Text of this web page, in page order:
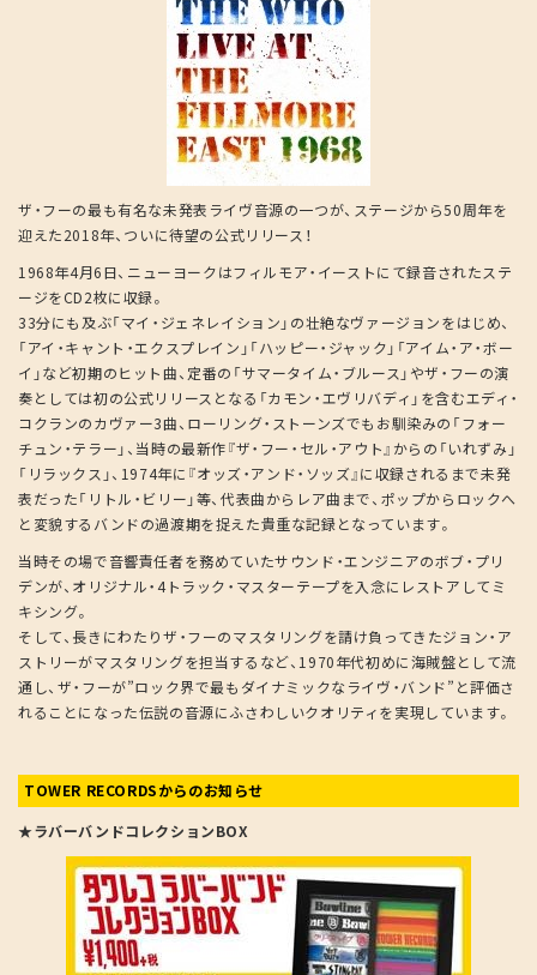
ザ・フーの最も有名な未発表ライヴ音源の一つが、ステージから50周年を
迎えた2018年、ついに待望の公式リリース！
1968年4月6日、ニューヨークはフィルモア・イーストにて録音されたステ
ージをCD2枚に収録。
33分にも及ぶ「マイ・ジェネレイション」の壮絶なヴァージョンをはじめ、
「アイ・キャント・エクスプレイン」「ハッピー・ジャック」「アイム・ア・ボー
イ」など初期のヒット曲、定番の「サマータイム・ブルース」やザ・フーの演
奏としては初の公式リリースとなる「カモン・エヴリバディ」を含むエディ・
コクランのカヴァー3曲、ローリング・ストーンズでもお馴染みの「フォー
チュン・テラー」、当時の最新作『ザ・フー・セル・アウト』からの「いれずみ」
「リラックス」、1974年に『オッズ・アンド・ソッズ』に収録されるまで未発
表だった「リトル・ビリー」等、代表曲からレア曲まで、ポップからロックへ
と変貌するバンドの過渡期を捉えた貴重な記録となっています。
当時その場で音響責任者を務めていたサウンド・エンジニアのボブ・プリ
デンが、オリジナル・4トラック・マスターテープを入念にレストアしてミ
キシング。
そして、長きにわたりザ・フーのマスタリングを請け負ってきたジョン・ア
ストリーがマスタリングを担当するなど、1970年代初めに海賊盤として流
通し、ザ・フーが”ロック界で最もダイナミックなライヴ・バンド”と評価さ
れることになった伝説の音源にふさわしいクオリティを実現しています。
TOWER RECORDSからのお知らせ
★ラバーバンドコレクションBOX